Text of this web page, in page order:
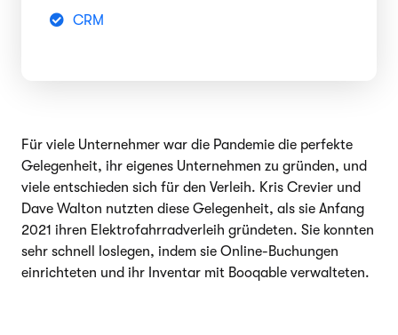
CRM
Für viele Unternehmer war die Pandemie die perfekte
Gelegenheit, ihr eigenes Unternehmen zu gründen, und
viele entschieden sich für den Verleih. Kris Crevier und
Dave Walton nutzten diese Gelegenheit, als sie Anfang
2021 ihren Elektrofahrradverleih gründeten. Sie konnten
sehr schnell loslegen, indem sie Online-Buchungen
einrichteten und ihr Inventar mit Booqable verwalteten.